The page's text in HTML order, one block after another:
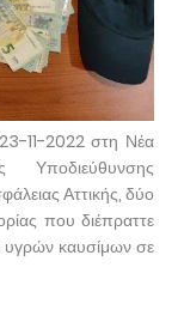
11-2022 στη Νέα
Αττικής, δύο
που διέπραττε
υγρών καυσίμων σε